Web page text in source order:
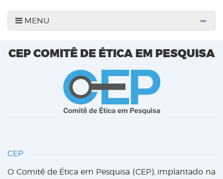
MENU
CEP COMITÊ DE ÉTICA EM PESQUISA
CEP
O Comitê de Ética em Pesquisa (CEP), implantado na